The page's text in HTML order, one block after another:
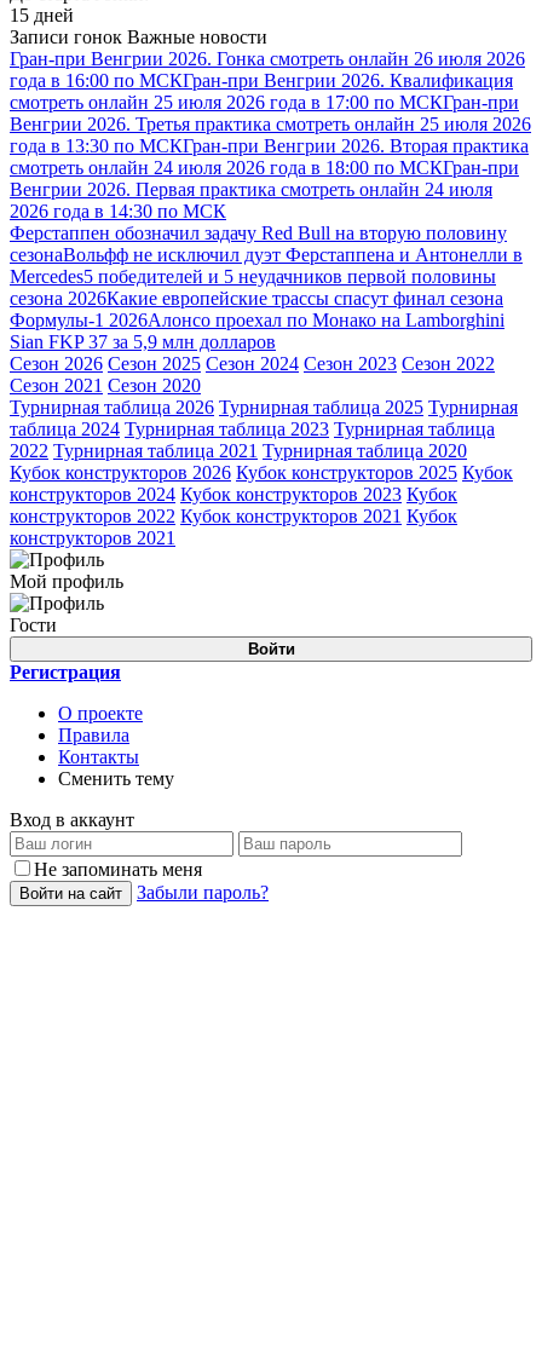
15 дней
Записи гонок Важные новости
Гран-при Венгрии 2026. Гонка смотреть онлайн 26 июля 2026
года в 16:00 по МСКГран-при Венгрии 2026. Квалификация
смотреть онлайн 25 июля 2026 года в 17:00 по МСКГран-при
Венгрии 2026. Третья практика смотреть онлайн 25 июля 2026
года в 13:30 по МСКГран-при Венгрии 2026. Вторая практика
смотреть онлайн 24 июля 2026 года в 18:00 по МСКГран-при
Венгрии 2026. Первая практика смотреть онлайн 24 июля
2026 года в 14:30 по МСК
Ферстаппен обозначил задачу Red Bull на вторую половину
сезонаВольфф не исключил дуэт Ферстаппена и Антонелли в
Mercedes5 победителей и 5 неудачников первой половины
сезона 2026Какие европейские трассы спасут финал сезона
Формулы-1 2026Алонсо проехал по Монако на Lamborghini
Sian FKP 37 за 5,9 млн долларов
Сезон 2026 Сезон 2025 Сезон 2024 Сезон 2023 Сезон 2022
Сезон 2021 Сезон 2020
Турнирная таблица 2026 Турнирная таблица 2025 Турнирная
таблица 2024 Турнирная таблица 2023 Турнирная таблица
2022 Турнирная таблица 2021 Турнирная таблица 2020
Кубок конструкторов 2026 Кубок конструкторов 2025 Кубок
конструкторов 2024 Кубок конструкторов 2023 Кубок
конструкторов 2022 Кубок конструкторов 2021 Кубок
конструкторов 2021
Мой профиль
Гости
Войти
Регистрация
О проекте
Правила
Контакты
Сменить тему
Вход в аккаунт
Не запоминать меня
Войти на сайт Забыли пароль?